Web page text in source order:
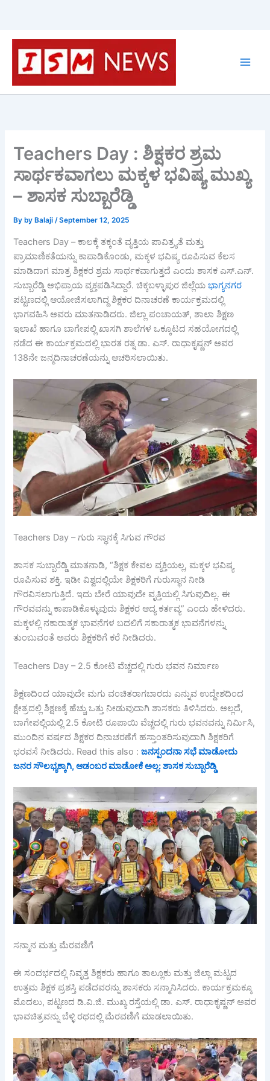
Skip
content
Teachers Day : ಶಿಕ್ಷಕರ ಶ್ರಮ
ಸಾರ್ಥಕವಾಗಲು ಮಕ್ಕಳ ಭವಿಷ್ಯ ಮುಖ್ಯ
– ಶಾಸಕ ಸುಬ್ಬಾರೆಡ್ಡಿ
By by Balaji/September 12, 2025
Teachers Day – ಕಾಲಕ್ಕೆ ತಕ್ಕಂತೆ ವೃತ್ತಿಯ ಪಾವಿತ್ರ್ಯತೆ ಮತ್ತು
ಪ್ರಾಮಾಣಿಕತೆಯನ್ನು ಕಾಪಾಡಿಕೊಂಡು, ಮಕ್ಕಳ ಭವಿಷ್ಯ ರೂಪಿಸುವ ಕೆಲಸ
ಮಾಡಿದಾಗ ಮಾತ್ರ ಶಿಕ್ಷಕರ ಶ್ರಮ ಸಾರ್ಥಕವಾಗುತ್ತದೆ ಎಂದು ಶಾಸಕ ಎಸ್.ಎನ್.
ಸುಬ್ಬಾರೆಡ್ಡಿ ಅಭಿಪ್ರಾಯ ವ್ಯಕ್ತಪಡಿಸಿದ್ದಾರೆ. ಚಿಕ್ಕಬಳ್ಳಾಪುರ ಜಿಲ್ಲೆಯಭಾಗ್ಯನಗರ
ಪಟ್ಟಣದಲ್ಲಿ ಆಯೋಜಿಸಲಾಗಿದ್ದ ಶಿಕ್ಷಕರ ದಿನಾಚರಣೆ ಕಾರ್ಯಕ್ರಮದಲ್ಲಿ
ಭಾಗವಹಿಸಿ ಅವರು ಮಾತನಾಡಿದರು. ಜಿಲ್ಲಾ ಪಂಚಾಯತ್, ಶಾಲಾ ಶಿಕ್ಷಣ
ಇಲಾಖೆ ಹಾಗೂ ಬಾಗೇಪಲ್ಲಿ ಖಾಸಗಿ ಶಾಲೆಗಳ ಒಕ್ಕೂಟದ ಸಹಯೋಗದಲ್ಲಿ
ನಡೆದ ಈ ಕಾರ್ಯಕ್ರಮದಲ್ಲಿ ಭಾರತ ರತ್ನ ಡಾ. ಎಸ್. ರಾಧಾಕೃಷ್ಣನ್ ಅವರ
138ನೇ ಜನ್ಮದಿನಾಚರಣೆಯನ್ನು ಆಚರಿಸಲಾಯಿತು.
Teachers Day – ಗುರು ಸ್ಥಾನಕ್ಕೆ ಸಿಗುವ ಗೌರವ
ಶಾಸಕ ಸುಬ್ಬಾರೆಡ್ಡಿ ಮಾತನಾಡಿ, “ಶಿಕ್ಷಕ ಕೇವಲ ವ್ಯಕ್ತಿಯಲ್ಲ, ಮಕ್ಕಳ ಭವಿಷ್ಯ
ರೂಪಿಸುವ ಶಕ್ತಿ. ಇಡೀ ವಿಶ್ವದಲ್ಲಿಯೇ ಶಿಕ್ಷಕರಿಗೆ ಗುರುಸ್ಥಾನ ನೀಡಿ
ಗೌರವಿಸಲಾಗುತ್ತಿದೆ. ಇದು ಬೇರೆ ಯಾವುದೇ ವೃತ್ತಿಯಲ್ಲಿ ಸಿಗುವುದಿಲ್ಲ. ಈ
ಗೌರವವನ್ನು ಕಾಪಾಡಿಕೊಳ್ಳುವುದು ಶಿಕ್ಷಕರ ಆದ್ಯ ಕರ್ತವ್ಯ” ಎಂದು ಹೇಳಿದರು.
ಮಕ್ಕಳಲ್ಲಿ ನಕಾರಾತ್ಮಕ ಭಾವನೆಗಳ ಬದಲಿಗೆ ಸಕಾರಾತ್ಮಕ ಭಾವನೆಗಳನ್ನು
ತುಂಬುವಂತೆ ಅವರು ಶಿಕ್ಷಕರಿಗೆ ಕರೆ ನೀಡಿದರು.
Teachers Day – 2.5 ಕೋಟಿ ವೆಚ್ಚದಲ್ಲಿ ಗುರು ಭವನ ನಿರ್ಮಾಣ
ಶಿಕ್ಷಣದಿಂದ ಯಾವುದೇ ಮಗು ವಂಚಿತರಾಗಬಾರದು ಎನ್ನುವ ಉದ್ದೇಶದಿಂದ
ಕ್ಷೇತ್ರದಲ್ಲಿ ಶಿಕ್ಷಣಕ್ಕೆ ಹೆಚ್ಚು ಒತ್ತು ನೀಡುವುದಾಗಿ ಶಾಸಕರು ತಿಳಿಸಿದರು. ಅಲ್ಲದೆ,
ಬಾಗೇಪಲ್ಲಿಯಲ್ಲಿ 2.5 ಕೋಟಿ ರೂಪಾಯಿ ವೆಚ್ಚದಲ್ಲಿ ಗುರು ಭವನವನ್ನು ನಿರ್ಮಿಸಿ,
ಮುಂದಿನ ವರ್ಷದ ಶಿಕ್ಷಕರ ದಿನಾಚರಣೆಗೆ ಹಸ್ತಾಂತರಿಸುವುದಾಗಿ ಶಿಕ್ಷಕರಿಗೆ
ಭರವಸೆ ನೀಡಿದರು. Read this also :ಜನಸ್ಪಂದನಾ ಸಭೆ ಮಾಡೋದು
ಜನರ ಸೌಲಭ್ಯಕ್ಕಾಗಿ, ಆಡಂಬರ ಮಾಡೋಕೆ ಅಲ್ಲ: ಶಾಸಕ ಸುಬ್ಬಾರೆಡ್ಡಿ
ಸನ್ಮಾನ ಮತ್ತು ಮೆರವಣಿಗೆ
ಈ ಸಂದರ್ಭದಲ್ಲಿ ನಿವೃತ್ತ ಶಿಕ್ಷಕರು ಹಾಗೂ ತಾಲ್ಲೂಕು ಮತ್ತು ಜಿಲ್ಲಾ ಮಟ್ಟದ
ಉತ್ತಮ ಶಿಕ್ಷಕ ಪ್ರಶಸ್ತಿ ಪಡೆದವರನ್ನು ಶಾಸಕರು ಸನ್ಮಾನಿಸಿದರು. ಕಾರ್ಯಕ್ರಮಕ್ಕೂ
ಮೊದಲು, ಪಟ್ಟಣದ ಡಿ.ವಿ.ಜಿ. ಮುಖ್ಯ ರಸ್ತೆಯಲ್ಲಿ ಡಾ. ಎಸ್. ರಾಧಾಕೃಷ್ಣನ್ ಅವರ
ಭಾವಚಿತ್ರವನ್ನು ಬೆಳ್ಳಿ ರಥದಲ್ಲಿ ಮೆರವಣಿಗೆ ಮಾಡಲಾಯಿತು.